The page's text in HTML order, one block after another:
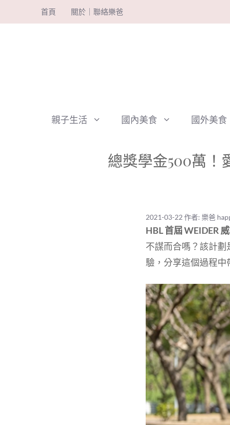
至
首頁 關於｜聯絡樂爸
親子生活 國內美食 國外美食
總獎學金500萬！
2021-03-22 作者: 樂爸
HBL 首屆 WEIDER
不謀而合嗎？該計
驗，分享這個過程